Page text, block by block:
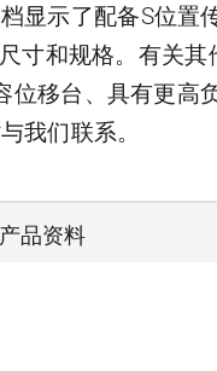
显示了配备S位置
寸和规格。有关其
位移台、具有更高
我们联系。
产品资料